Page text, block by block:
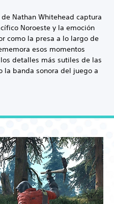
Nathan Whitehead captura
Noroeste y la emoción
como la presa a lo largo de
esos momentos
detalles más sutiles de las
la banda sonora del juego a